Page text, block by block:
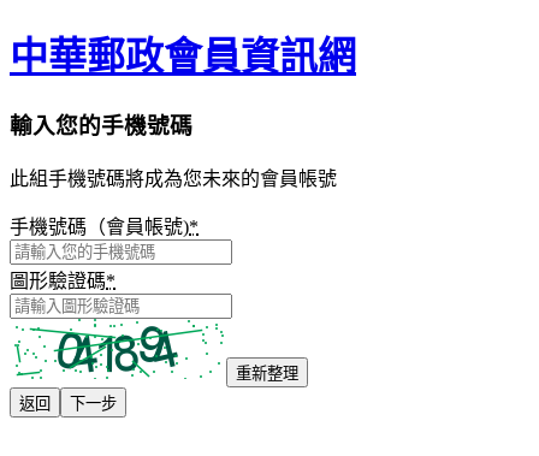
中華郵政會員資訊網
輸入您的手機號碼
此組手機號碼將成為您未來的會員帳號
手機號碼（會員帳號)*
圖形驗證碼*
重新整理
返回
下一步